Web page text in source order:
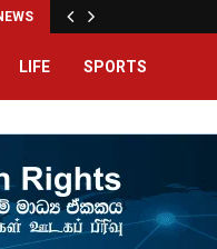
LIFE SPORTS